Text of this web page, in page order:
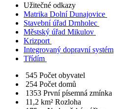
Užitečné odkazy
Matrika Dolní Dunajovice
Stavební úřad Drnholec
Městský úřad Mikulov
Krizport
Integrovaný dopravní systém
Třídím
545 Počet obyvatel
254 Počet domů
1353 První písemná zmínka
11,2 km² Rozloha